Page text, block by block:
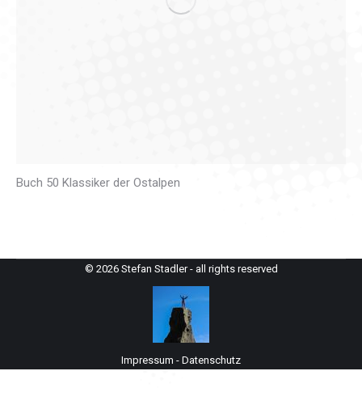
Buch 50 Klassiker der Ostalpen
© 2026 Stefan Stadler - all rights reserved
Impressum - Datenschutz